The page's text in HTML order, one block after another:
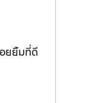
ยยิ้มที่ดี